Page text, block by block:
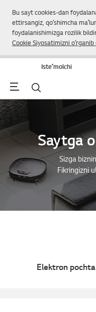
Bu sayt cookies-dan
ettirsangiz, qoʻshimcha
foydalanishimizga rozilik
Cookie Siyosatimizni oʻrganib
Isteʼmolchi
Menu Qidirish
Saytga
Sizga
Fikringizni
Elektron